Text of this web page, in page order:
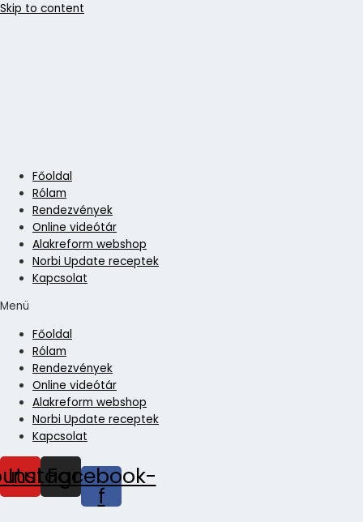
Skip to content
Főoldal
Rólam
Rendezvények
Online videótár
Alakreform webshop
Norbi Update receptek
Kapcsolat
Menü
Főoldal
Rólam
Rendezvények
Online videótár
Alakreform webshop
Norbi Update receptek
Kapcsolat
Instagram
Facebook-
f